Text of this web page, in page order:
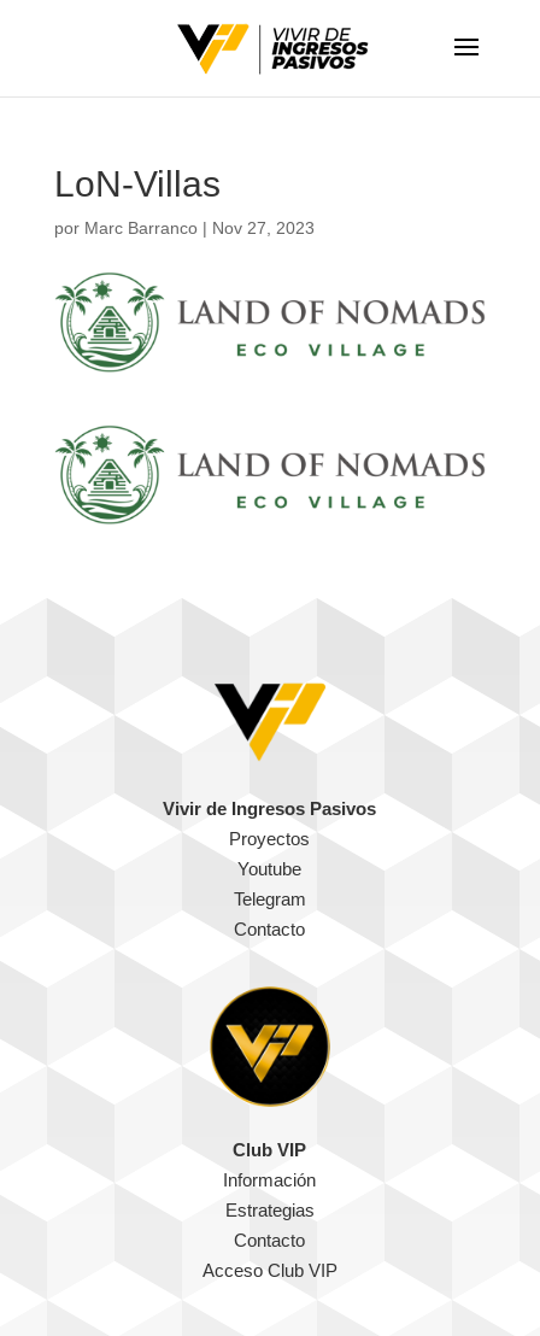
LoN-Villas
por Marc Barranco| Nov 27, 2023
Vivir de Ingresos Pasivos
Proyectos
Youtube
Telegram
Contacto
Club VIP
Información
Estrategias
Contacto
Acceso Club VIP